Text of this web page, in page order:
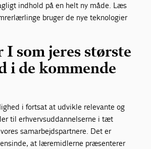
indhold på en helt ny måde. Læs
bruger de nye teknologier
I som jeres største
i de kommende
i fortsat at udvikle relevante og
til erhvervsuddannelserne i tæt
samarbejdspartnere. Det er
at læremidlerne præsenterer